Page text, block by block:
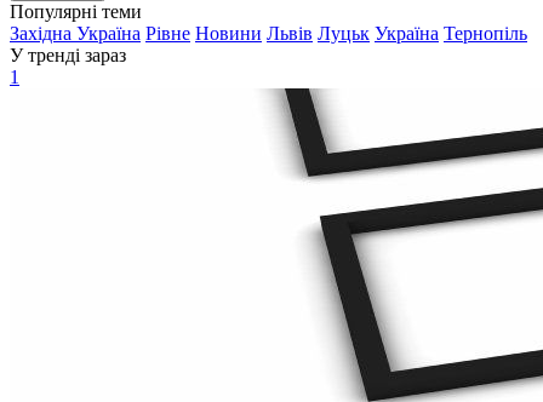
Популярні теми
Західна Україна Рівне Новини Львів Луцьк Україна Тернопіль
У тренді зараз
1